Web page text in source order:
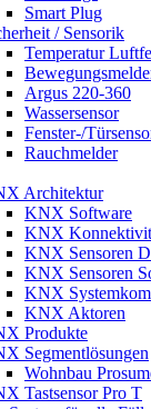
Smart Plug
/ Sensorik
Temperatur
Argus 220-360
Wassersensor
Fenster-/
Rauchmelder
Architektur
KNX Software
KNX
KNX Sensoren
KNX Sensoren
KNX
KNX Aktoren
Produkte
Segmentlösungen
Wohnbau
Tastsensor Pro T